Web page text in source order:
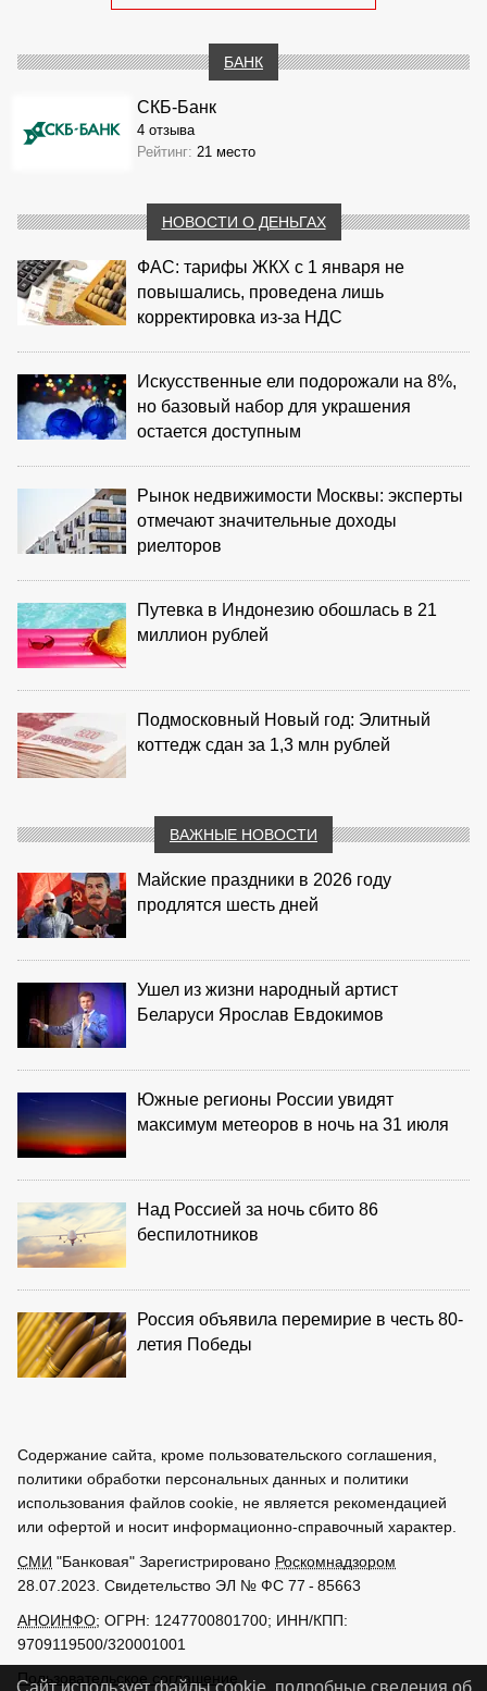
БАНК
СКБ-Банк
4 отзыва
Рейтинг: 21 место
НОВОСТИ О ДЕНЬГАХ
ФАС: тарифы ЖКХ с 1 января не
повышались, проведена лишь
корректировка из‑за НДС
Искусственные ели подорожали на 8%,
но базовый набор для украшения
остается доступным
Рынок недвижимости Москвы: эксперты
отмечают значительные доходы
риелторов
Путевка в Индонезию обошлась в 21
миллион рублей
Подмосковный Новый год: Элитный
коттедж сдан за 1,3 млн рублей
ВАЖНЫЕ НОВОСТИ
Майские праздники в 2026 году
продлятся шесть дней
Ушел из жизни народный артист
Беларуси Ярослав Евдокимов
Южные регионы России увидят
максимум метеоров в ночь на 31 июля
Над Россией за ночь сбито 86
беспилотников
Россия объявила перемирие в честь 80-
летия Победы
Содержание сайта, кроме пользовательского соглашения,
политики обработки персональных данных и политики
использования файлов cookie, не является рекомендацией
или офертой и носит информационно-справочный характер.
СМИ "Банковая" Зарегистрировано Роскомнадзором
28.07.2023. Свидетельство ЭЛ № ФС 77 - 85663
АНОИНФО; ОГРН: 1247700801700; ИНН/КПП:
9709119500/320001001
Пользовательское соглашение
Сайт использует файлы cookie, подробные сведения об